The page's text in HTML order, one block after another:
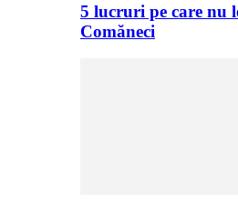
5 lucruri pe care nu
Comăneci